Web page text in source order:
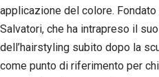
applicazione del colore.
Salvatori, che ha intrapreso il
dell’hairstyling subito dopo la
come punto di riferimento per